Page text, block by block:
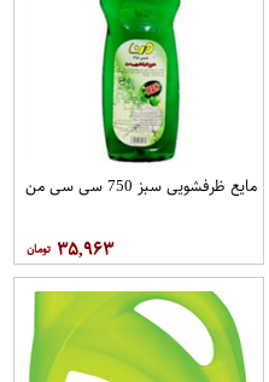
مایع ظرفشویی سبز 750 سی سی من
۳۵,۹۶۳